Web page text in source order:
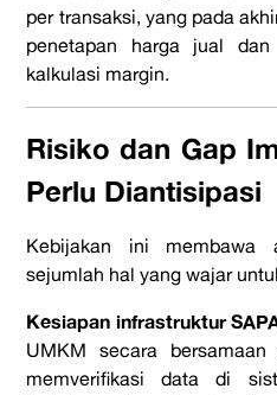
per transaksi, yang pada
penetapan harga jual
kalkulasi margin.
Risiko dan Gap
Perlu Diantisipasi
Kebijakan ini membawa
sejumlah hal yang wajar
Kesiapan infrastruktur
UMKM secara
memverifikasi data di